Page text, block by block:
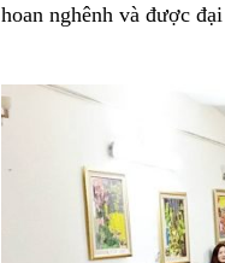
hoan nghênh và được